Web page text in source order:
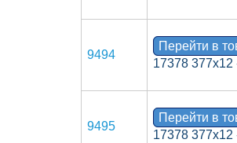
9494
Перейти в
17378 377х12
9495
Перейти в
17378 377х12